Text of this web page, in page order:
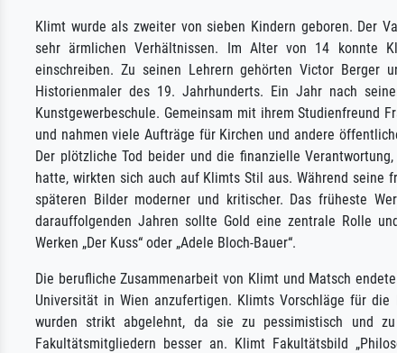
Klimt wurde als zweiter von sieben Kindern geboren. Der
sehr ärmlichen Verhältnissen. Im Alter von 14 konnte
einschreiben. Zu seinen Lehrern gehörten Victor Berger
Historienmaler des 19. Jahrhunderts. Ein Jahr nach
Kunstgewerbeschule. Gemeinsam mit ihrem Studienfreund
und nahmen viele Aufträge für Kirchen und andere
Der plötzliche Tod beider und die finanzielle
hatte, wirkten sich auch auf Klimts Stil aus. Während seine
späteren Bilder moderner und kritischer. Das früheste
darauffolgenden Jahren sollte Gold eine zentrale Rolle
Werken „Der Kuss“ oder „Adele Bloch-Bauer“.
Die berufliche Zusammenarbeit von Klimt und Matsch
Universität in Wien anzufertigen. Klimts Vorschläge für
wurden strikt abgelehnt, da sie zu pessimistisch und
Fakultätsmitgliedern besser an. Klimt Fakultätsbild